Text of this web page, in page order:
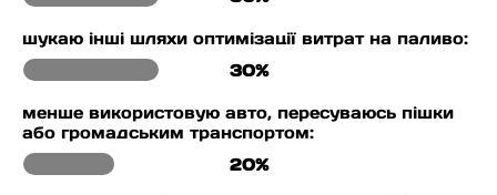
шукаю інші шляхи оптимізації витрат на паливо:
30%
менше використовую авто, пересуваюсь пішки
або громадським транспортом:
20%